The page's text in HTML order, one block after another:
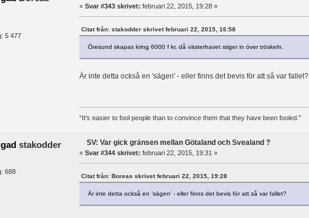
5 477
« Svar #343 skrivet: februari 22, 2015, 19:28 »
Citat från: stakodder skrivet februari 22, 2015, 16:58
Öresund skapas kring 6000 f kr, då västerhavet stiger in över tröskeln.
Är inte detta också en 'sägen' - eller finns det bevis för att så var fallet?
“It's easier to fool people than to convince them that they have been fooled.”
stakodder
688
SV: Var gick gränsen mellan Götaland och Svealand ?
« Svar #344 skrivet: februari 22, 2015, 19:31 »
Citat från: Boreas skrivet februari 22, 2015, 19:28
Är inte detta också en 'sägen' - eller finns det bevis för att så var fallet?